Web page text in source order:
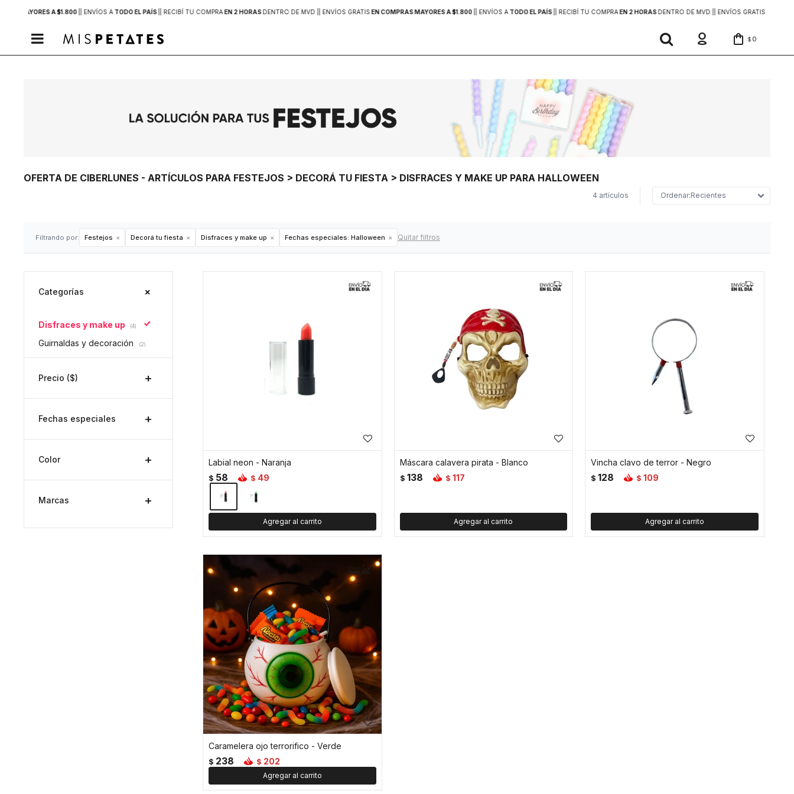
MAYORES A $1.800 | ENVÍOS A TODO EL PAÍS | RECIBÍ TU COMPRAEN 2 HORASDENTRO DE MVD | | ENVÍOS GRATISEN COMPRAS MAYORES A $1.800 | ENVÍOS A TODO EL PAÍS | RECIBÍ TU COMPRAEN 2 HORASDENTRO DE MVD | | ENVÍOS GRATIS
 $ 0
OFERTA DE CIBERLUNES - ARTÍCULOS PARA FESTEJOS > DECORÁ TU FIESTA > DISFRACES Y MAKE UP PARA HALLOWEEN
4 artículos Recientes
Filtrando por: Festejos Decorá tu fiesta Disfraces y make up Fechas especiales: Halloween Quitar filtros
Labial neon - Naranja
$ 58 $ 49
Máscara calavera pirata - Blanco
$ 138 $ 117
Vincha clavo de terror - Negro
$ 128 $ 109
Caramelera ojo terrorifico - Verde
$ 238 $ 202
Categorías
Disfraces y make up (4)
Guirnaldas y decoración (2)
Precio ($)
Fechas especiales
Color
Marcas